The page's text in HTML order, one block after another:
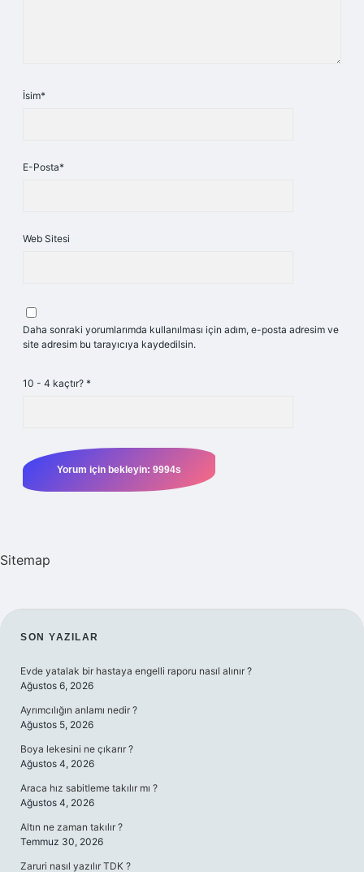
İsim*
E-Posta*
Web Sitesi
Daha sonraki yorumlarımda kullanılması için adım, e-posta adresim ve
site adresim bu tarayıcıya kaydedilsin.
10 - 4 kaçtır? *
Sitemap
SIDEBAR
SON YAZILAR
Evde yatalak bir hastaya engelli raporu nasıl alınır ?
Ağustos 6, 2026
Ayrımcılığın anlamı nedir ?
Ağustos 5, 2026
Boya lekesini ne çıkarır ?
Ağustos 4, 2026
Araca hız sabitleme takılır mı ?
Ağustos 4, 2026
Altın ne zaman takılır ?
Temmuz 30, 2026
Zaruri nasıl yazılır TDK ?